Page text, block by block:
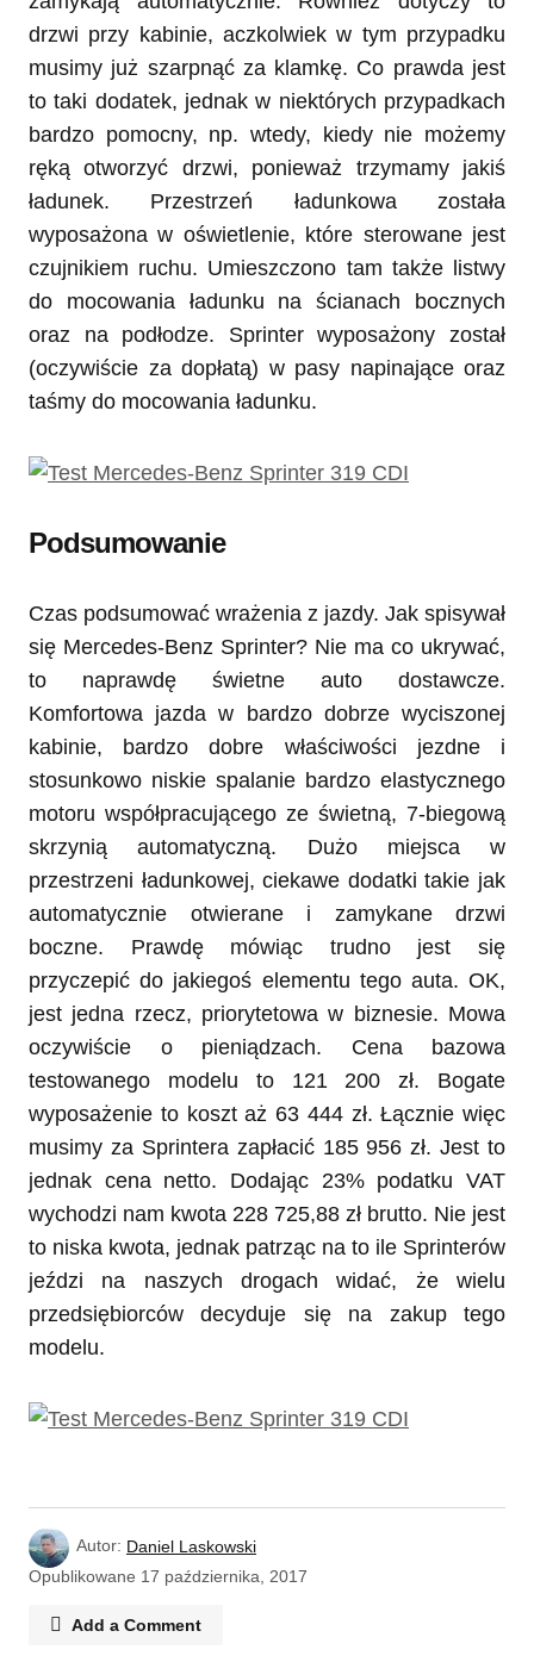
drzwi przy kabinie, aczkolwiek w tym przypadku
musimy już szarpnąć za klamkę. Co prawda jest
to taki dodatek, jednak w niektórych przypadkach
bardzo pomocny, np. wtedy, kiedy nie możemy
ręką otworzyć drzwi, ponieważ trzymamy jakiś
ładunek. Przestrzeń ładunkowa została
wyposażona w oświetlenie, które sterowane jest
czujnikiem ruchu. Umieszczono tam także listwy
do mocowania ładunku na ścianach bocznych
oraz na podłodze. Sprinter wyposażony został
(oczywiście za dopłatą) w pasy napinające oraz
taśmy do mocowania ładunku.
Podsumowanie
Czas podsumować wrażenia z jazdy. Jak spisywał
się Mercedes-Benz Sprinter? Nie ma co ukrywać,
to naprawdę świetne auto dostawcze.
Komfortowa jazda w bardzo dobrze wyciszonej
kabinie, bardzo dobre właściwości jezdne i
stosunkowo niskie spalanie bardzo elastycznego
motoru współpracującego ze świetną, 7-biegową
skrzynią automatyczną. Dużo miejsca w
przestrzeni ładunkowej, ciekawe dodatki takie jak
automatycznie otwierane i zamykane drzwi
boczne. Prawdę mówiąc trudno jest się
przyczepić do jakiegoś elementu tego auta. OK,
jest jedna rzecz, priorytetowa w biznesie. Mowa
oczywiście o pieniądzach. Cena bazowa
testowanego modelu to 121 200 zł. Bogate
wyposażenie to koszt aż 63 444 zł. Łącznie więc
musimy za Sprintera zapłacić 185 956 zł. Jest to
jednak cena netto. Dodając 23% podatku VAT
wychodzi nam kwota 228 725,88 zł brutto. Nie jest
to niska kwota, jednak patrząc na to ile Sprinterów
jeździ na naszych drogach widać, że wielu
przedsiębiorców decyduje się na zakup tego
modelu.
Autor: Daniel Laskowski
Opublikowane 17 października, 2017
Add a Comment